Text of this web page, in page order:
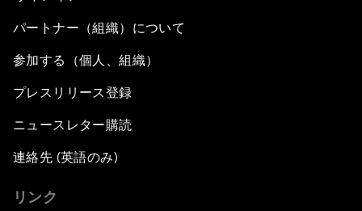
パートナー（組織）について
参加する（個人、組織）
プレスリリース登録
ニュースレター購読
連絡先 (英語のみ)
リンク